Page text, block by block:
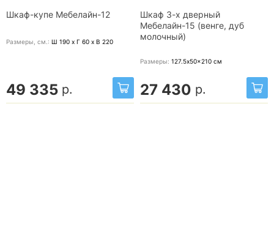
Шкаф-купе Мебелайн-12
Размеры, cм.: Ш 190 x Г 60 x В 220
49 335 р.
Шкаф 3-х дверный
Мебелайн-15 (венге, дуб
молочный)
Размеры: 127.5x50x210 см
27 430 р.